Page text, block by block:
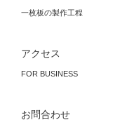
一枚板の製作工程
アクセス
FOR BUSINESS
お問合わせ